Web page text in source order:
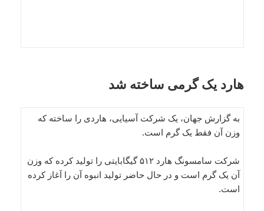
هارد یک گرمی ساخته شد
به گزارش جهان، یک شرکت آسیایی، هاردی را ساخته که
وزن آن فقط یک گرم است.
شرکت سامسونگ هارد ۵۱۲ گیگابایتی را تولید کرده که وزن
آن یک گرم است و در حال حاضر تولید انبوه آن را آغاز کرده
است.